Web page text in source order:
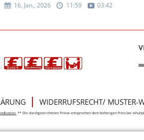
16. Jan., 2026 11:59 03:42
WIDERRUFSRECHT/ MUSTER-
** Die durchgestrichenen Preise entsprechen dem bisherigen Preis bei